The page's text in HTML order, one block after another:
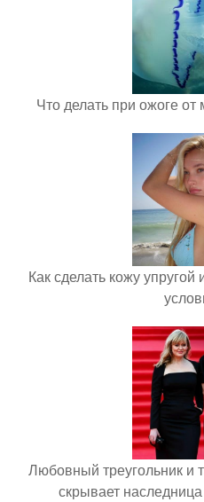
Что делать при ожоге от
Как сделать кожу
Любовный треугольник и
скрывает